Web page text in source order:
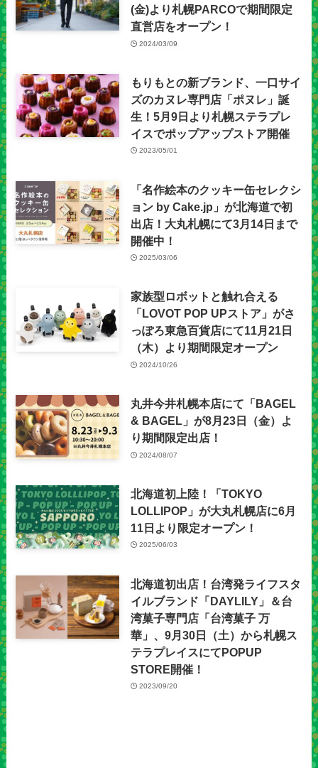
(金)より札幌PARCOで期間限定
直営店をオープン！
2024/03/09
もりもとの新ブランド、一口サイ
ズのカヌレ専門店「ポヌレ」誕
生！5月9日より札幌ステラプレ
イスでポップアップストア開催
2023/05/01
「名作絵本のクッキー缶セレクシ
ョン by Cake.jp」が北海道で初
出店！大丸札幌にて3月14日まで
開催中！
2025/03/06
家族型ロボットと触れ合える
「LOVOT POP UPストア」がさ
っぽろ東急百貨店にて11月21日
（木）より期間限定オープン
2024/10/26
丸井今井札幌本店にて「BAGEL
& BAGEL」が8月23日（金）よ
り期間限定出店！
2024/08/07
北海道初上陸！「TOKYO
LOLLIPOP」が大丸札幌店に6月
11日より限定オープン！
2025/06/03
北海道初出店！台湾発ライフスタ
イルブランド「DAYLILY」＆台
湾菓子専門店「台湾菓子 万
華」、9月30日（土）から札幌ス
テラプレイスにてPOPUP
STORE開催！
2023/09/20